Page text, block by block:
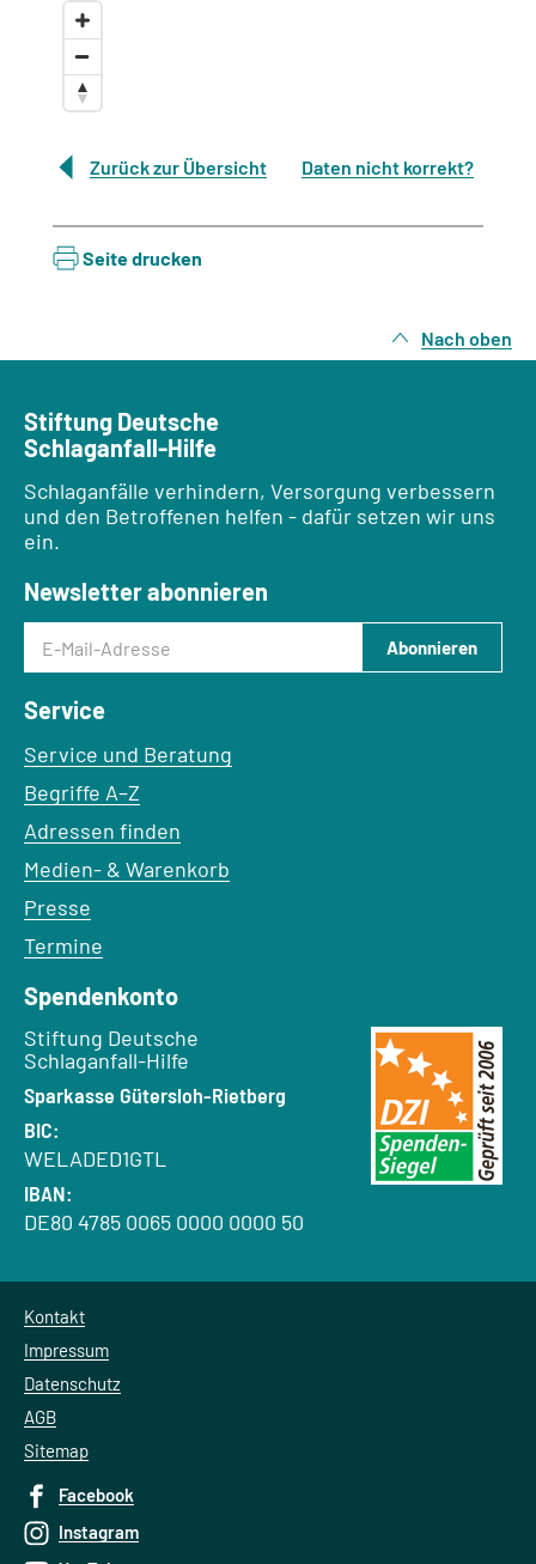
Zurück zur Übersicht Daten nicht korrekt?
Seite drucken
Nach oben
Stiftung Deutsche
Schlaganfall-Hilfe
Schlaganfälle verhindern, Versorgung verbessern
und den Betroffenen helfen - dafür setzen wir uns
ein.
Newsletter abonnieren
Abonnieren
Service
Service und Beratung
Begriffe A–Z
Adressen finden
Medien- & Warenkorb
Presse
Termine
Spendenkonto
Empfänger:
Stiftung Deutsche
Schlaganfall-Hilfe
Bank:
Sparkasse Gütersloh-Rietberg
BIC:
WELADED1GTL
IBAN:
DE80 4785 0065 0000 0000 50
Kontakt
Impressum
Datenschutz
AGB
Sitemap
Facebook
Instagram